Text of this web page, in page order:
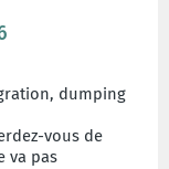
dumping
vous de
va pas